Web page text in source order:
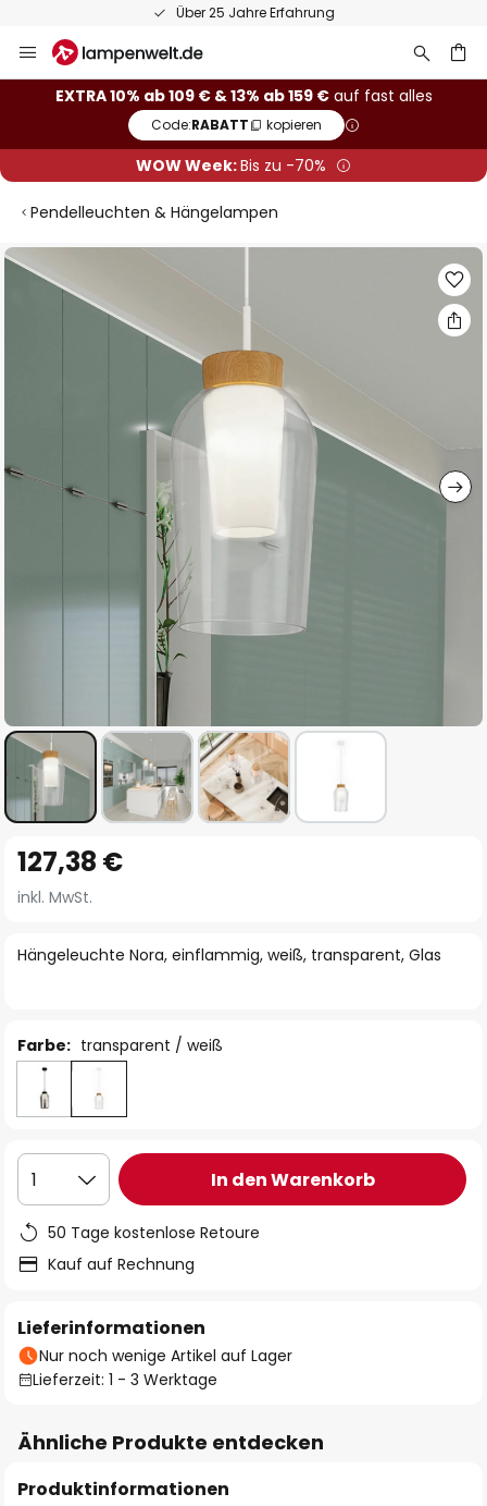
Über 25 Jahre Erfahrung
Inhalt
springen
EXTRA 10% ab 109 € & 13% ab 159 €auf fast alles
Code:RABATT kopieren
WOW Week:Bis zu -70%
Pendelleuchten & Hängelampen
Zum
Ende
Anfang
der
springen
Hängeleuchte Nora, einflammig, weiß, transparent, Glas
127,38 €
inkl. MwSt.
Farbe: transparent / weiß
1 In den Warenkorb
50 Tage kostenlose Retoure
Kauf auf Rechnung
Lieferinformationen
Nur noch wenige Artikel auf Lager
Lieferzeit: 1 - 3 Werktage
Ähnliche Produkte entdecken
Produktinformationen